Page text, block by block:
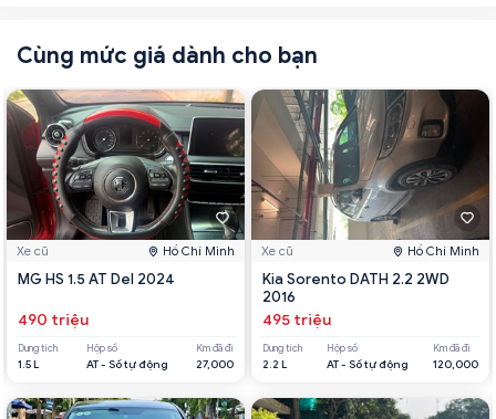
Cùng mức giá dành cho bạn
Xe cũ Hồ Chí Minh
MG HS 1.5 AT Del 2024
490 triệu
Dung tích
1.5 L
Hộp số
AT - Số tự động
Km đã đi
27,000
Xe cũ Hồ Chí Minh
Kia Sorento DATH 2.2 2WD
2016
495 triệu
Dung tích
2.2 L
Hộp số
AT - Số tự động
Km đã đi
120,000